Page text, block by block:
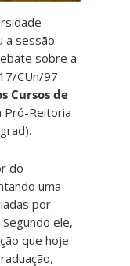
a sessão
sobre a
CUn/97 –
Cursos de
Pró-Reitoria
do
uma
por
ele,
que hoje